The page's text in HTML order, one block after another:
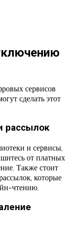
сервисов
сделать этот
рассылок
и сервисы,
от платных
Также стоит
которые
чтению.